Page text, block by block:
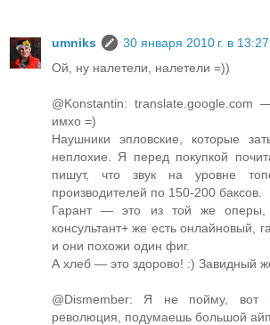
umniks
30 января 2010 г. в 13:27
Ой, ну налетели, налетели =))
@Konstantin: translate.google.com
имхо =)
Наушники эпловские, которые
неплохие. Я перед покупкой
пишут, что звук на уровне
производителей по 150-200 баксов.
Гарант — это из той же оперы,
консультант+ же есть онлайновый,
и они похожи один фиг.
А хлеб — это здорово! :) Завидный
@Dismember: Я не пойму,
революция, подумаешь большой